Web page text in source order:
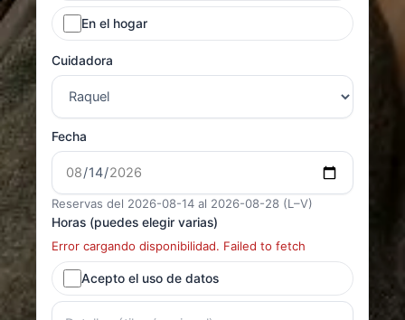
En el hogar
Cuidadora
Fecha
Reservas del 2026-08-14 al 2026-08-28 (L–V)
Horas (puedes elegir varias)
Error cargando disponibilidad. Failed to fetch
Acepto el uso de datos